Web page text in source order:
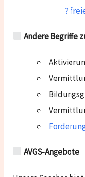
?
Andere Begriffe
AVGS-Angebote